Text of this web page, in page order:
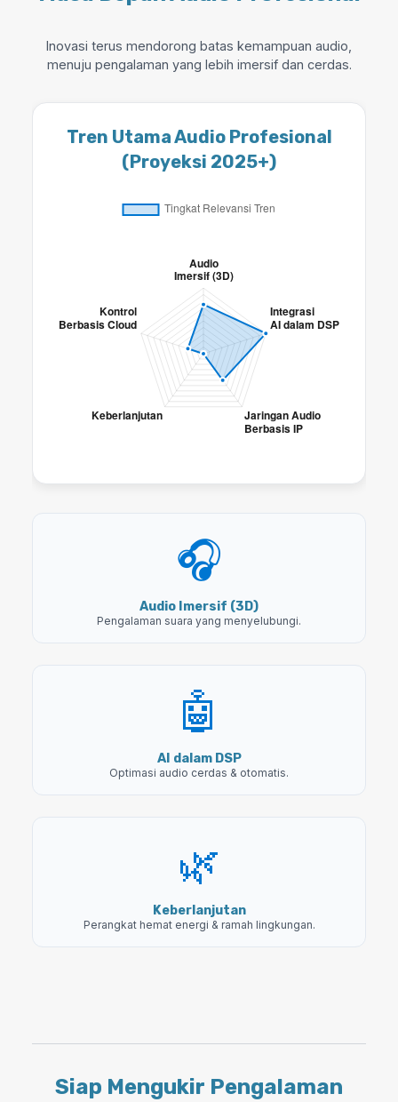
Inovasi terus mendorong batas kemampuan audio,
menuju pengalaman yang lebih imersif dan cerdas.
Tren Utama Audio Profesional
(Proyeksi 2025+)
🎧
Audio Imersif (3D)
Pengalaman suara yang menyelubungi.
🤖
AI dalam DSP
Optimasi audio cerdas & otomatis.
🌿
Keberlanjutan
Perangkat hemat energi & ramah lingkungan.
Siap Mengukir Pengalaman